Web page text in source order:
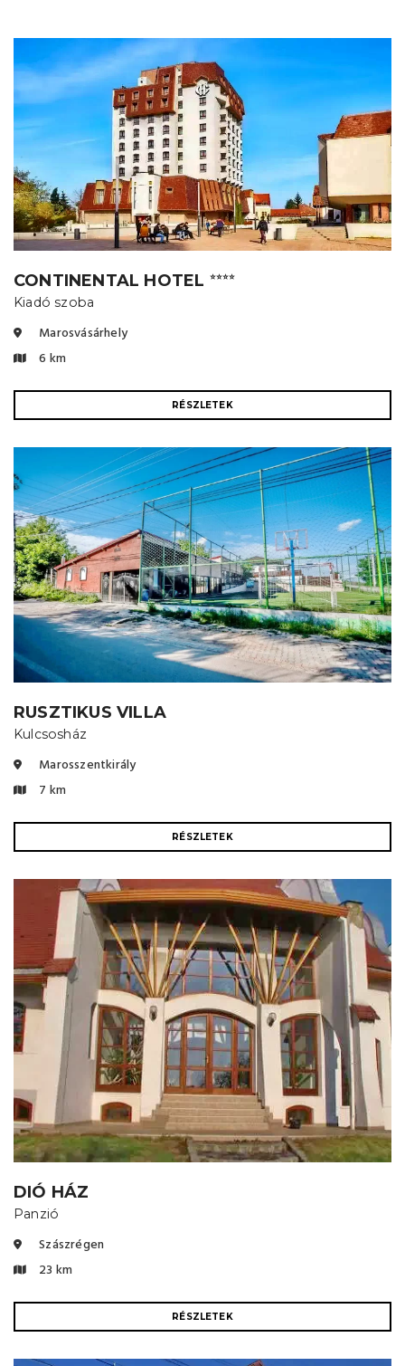
CONTINENTAL HOTEL ⭐⭐⭐⭐
Kiadó szoba
Marosvásárhely
6 km
RÉSZLETEK
RUSZTIKUS VILLA
Kulcsosház
Marosszentkirály
7 km
RÉSZLETEK
DIÓ HÁZ
Panzió
Szászrégen
23 km
RÉSZLETEK